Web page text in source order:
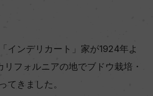
インデリカート」家が1924年よ
リフォルニアの地でブドウ栽培・
てきました。